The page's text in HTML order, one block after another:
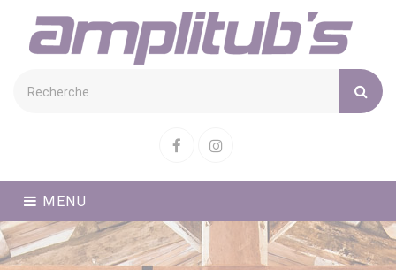
FacebookInstagram
MENU
Cookies management panel